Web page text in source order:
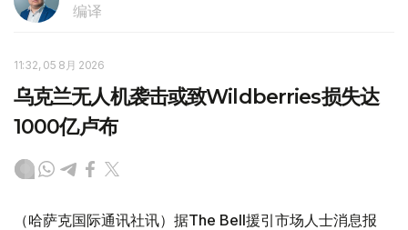
编译
11:32, 05 8月 2026
乌克兰无人机袭击或致Wildberries损失达
1000亿卢布
（哈萨克国际通讯社讯）据The Bell援引市场人士消息报